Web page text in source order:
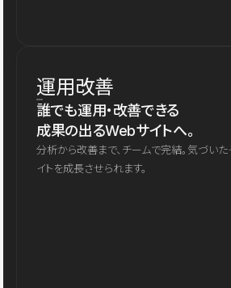
運用改善
誰でも運用・改善できる
成果の出るWebサイトへ。
分析から改善まで、チームで完結。気づい
イトを成長させられます。